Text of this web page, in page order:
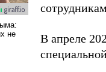
В апреле